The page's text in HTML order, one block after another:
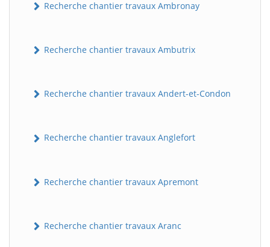
Recherche chantier travaux Ambronay
Recherche chantier travaux Ambutrix
Recherche chantier travaux Andert-et-Condon
Recherche chantier travaux Anglefort
Recherche chantier travaux Apremont
Recherche chantier travaux Aranc